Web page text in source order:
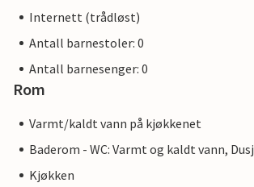
Internett (trådløst)
Antall barnestoler: 0
Antall barnesenger: 0
Rom
Varmt/kaldt vann på kjøkkenet
Baderom - WC: Varmt og kaldt vann, Dusj
Kjøkken